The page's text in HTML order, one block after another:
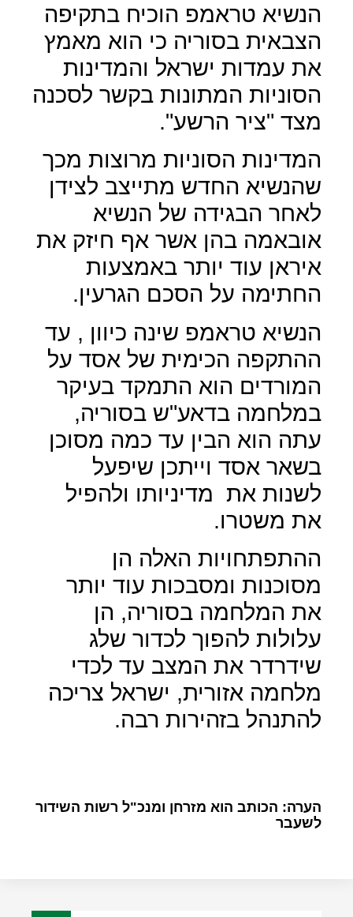
הנשיא טראמפ הוכיח בתקיפה
הצבאית בסוריה כי הוא מאמץ
את עמדות ישראל והמדינות
הסוניות המתונות בקשר לסכנה
מצד "ציר הרשע".
המדינות הסוניות מרוצות מכך
שהנשיא החדש מתייצב לצידן
לאחר הבגידה של הנשיא
אובאמה בהן אשר אף חיזק את
איראן עוד יותר באמצעות
החתימה על הסכם הגרעין.
הנשיא טראמפ שינה כיוון , עד
ההתקפה הכימית של אסד על
המורדים הוא התמקד בעיקר
במלחמה בדאע"ש בסוריה,
עתה הוא הבין עד כמה מסוכן
בשאר אסד וייתכן שיפעל
לשנות את מדיניותו ולהפיל
את משטרו.
ההתפתחויות האלה הן
מסוכנות ומסבכות עוד יותר
את המלחמה בסוריה, הן
עלולות להפוך לכדור שלג
שידרדר את המצב עד לכדי
מלחמה אזורית, ישראל צריכה
להתנהל בזהירות רבה.
הערה: הכותב הוא מזרחן ומנכ"ל רשות השידור
לשעבר